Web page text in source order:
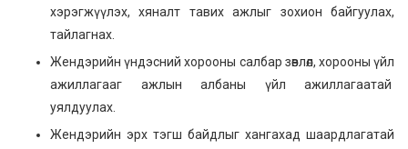
хэрэгжүүлэх, хяналт тавих ажлыг зохион байгуулах,
тайлагнах.
Жендэрийн үндэсний хорооны салбар зөвлөл, хорооны үйл
ажиллагааг ажлын албаны үйл ажиллагаатай
уялдуулах.
Жендэрийн эрх тэгш байдлыг хангахад шаардлагатай